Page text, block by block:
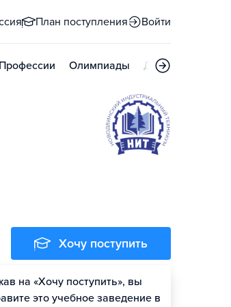
План поступления Войти
Профессии Олимпиады Дни открытых
Хочу поступить
на «Хочу поступить», вы
это учебное заведение в